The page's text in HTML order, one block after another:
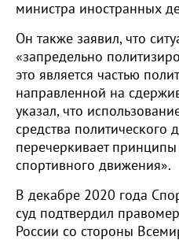
министра иностранных
Он также заявил, что
«запредельно
это является частью
направленной на
указал, что
средства политического
перечеркивает
спортивного движения».
В декабре 2020 года
суд подтвердил
России со стороны